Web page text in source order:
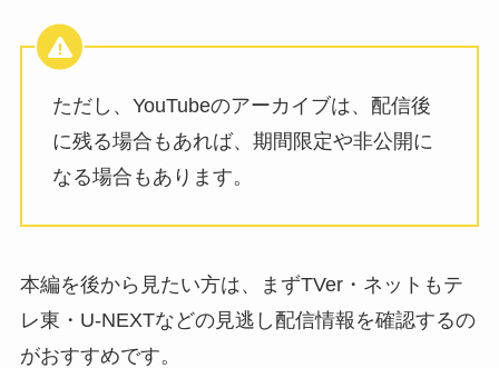
ただし、YouTubeのアーカイブは、配信後
に残る場合もあれば、期間限定や非公開に
なる場合もあります。
本編を後から見たい方は、まずTVer・ネットもテ
レ東・U-NEXTなどの見逃し配信情報を確認するの
がおすすめです。